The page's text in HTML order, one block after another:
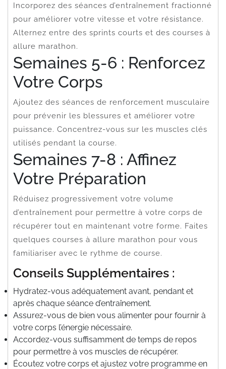
Incorporez des séances d’entraînement fractionné
pour améliorer votre vitesse et votre résistance.
Alternez entre des sprints courts et des courses à
allure marathon.
Semaines 5-6 : Renforcez
Votre Corps
Ajoutez des séances de renforcement musculaire
pour prévenir les blessures et améliorer votre
puissance. Concentrez-vous sur les muscles clés
utilisés pendant la course.
Semaines 7-8 : Affinez
Votre Préparation
Réduisez progressivement votre volume
d’entraînement pour permettre à votre corps de
récupérer tout en maintenant votre forme. Faites
quelques courses à allure marathon pour vous
familiariser avec le rythme de course.
Conseils Supplémentaires :
Hydratez-vous adéquatement avant, pendant et
après chaque séance d’entraînement.
Assurez-vous de bien vous alimenter pour fournir à
votre corps l’énergie nécessaire.
Accordez-vous suffisamment de temps de repos
pour permettre à vos muscles de récupérer.
Écoutez votre corps et ajustez votre programme en